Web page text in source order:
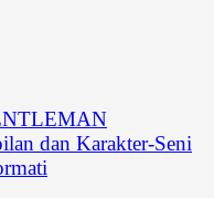
dan Karakter-Seni